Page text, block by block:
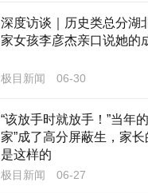
深度访谈｜历史类总分湖
家女孩李彦杰亲口说她的
极目新闻 06-30
“该放手时就放手！”当年
家”成了高分屏蔽生，家
是这样的
极目新闻 06-27